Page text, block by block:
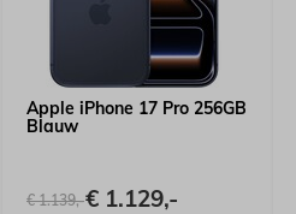
Apple iPhone 17 Pro 256GB
Blauw
€ 1.139,-€ 1.129,-